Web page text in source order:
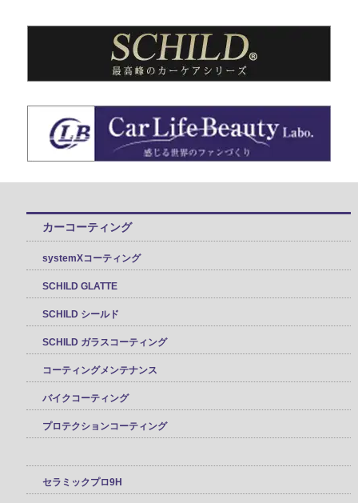
カーコーティング
systemXコーティング
SCHILD GLATTE
SCHILD シールド
SCHILD ガラスコーティング
コーティングメンテナンス
バイクコーティング
プロテクションコーティング
セラミックプロ9H